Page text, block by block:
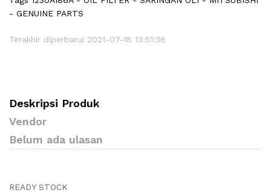
- GENUINE PARTS
Terakhir diperbarui 2021-07-18 13:51:36
Deskripsi Produk
Vendor
Belum ada ulasan
READY STOCK